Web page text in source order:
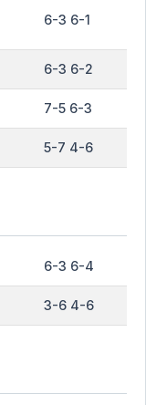
6-3 6-1
6-3 6-2
7-5 6-3
5-7 4-6
6-3 6-4
3-6 4-6